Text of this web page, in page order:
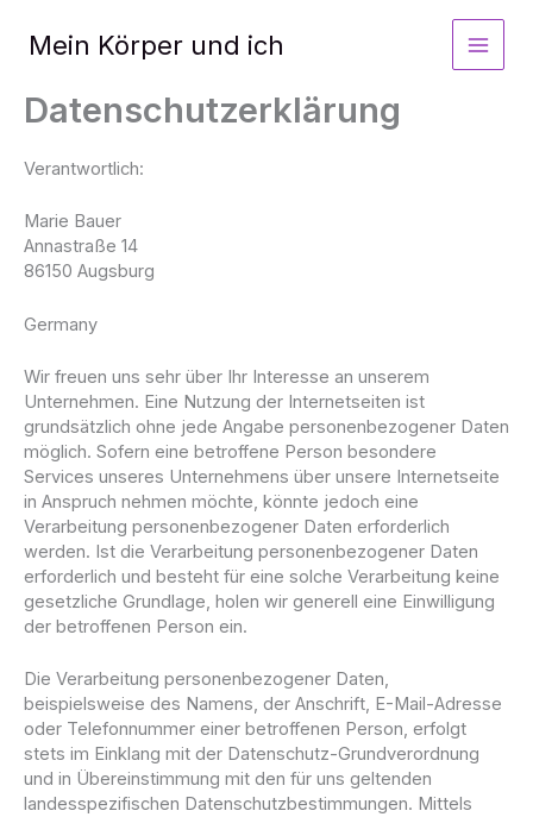
Inhalt
springen
Mein Körper und ich
Datenschutzerklärung
Verantwortlich:
Marie Bauer
Annastraße 14
86150 Augsburg
Germany
Wir freuen uns sehr über Ihr Interesse an unserem
Unternehmen. Eine Nutzung der Internetseiten ist
grundsätzlich ohne jede Angabe personenbezogener Daten
möglich. Sofern eine betroffene Person besondere
Services unseres Unternehmens über unsere Internetseite
in Anspruch nehmen möchte, könnte jedoch eine
Verarbeitung personenbezogener Daten erforderlich
werden. Ist die Verarbeitung personenbezogener Daten
erforderlich und besteht für eine solche Verarbeitung keine
gesetzliche Grundlage, holen wir generell eine Einwilligung
der betroffenen Person ein.
Die Verarbeitung personenbezogener Daten,
beispielsweise des Namens, der Anschrift, E-Mail-Adresse
oder Telefonnummer einer betroffenen Person, erfolgt
stets im Einklang mit der Datenschutz-Grundverordnung
und in Übereinstimmung mit den für uns geltenden
landesspezifischen Datenschutzbestimmungen. Mittels